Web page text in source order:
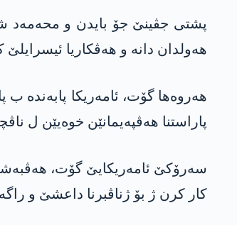
پشتی جڤینێ جۆ بایدن و محەمەد
ھەولدان دانە و ھەڤکاریا
ھەروەھا گۆت، ئامەریکا پابەندە ب
پاراستنا ھەڤپەیمانێن خوەیێن ل
سەرۆکێ ئامەریکایێ گۆت،
کار کرن ژ بۆ ژناڤبرنا داعشێ و